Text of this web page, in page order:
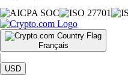
Français
|
USD